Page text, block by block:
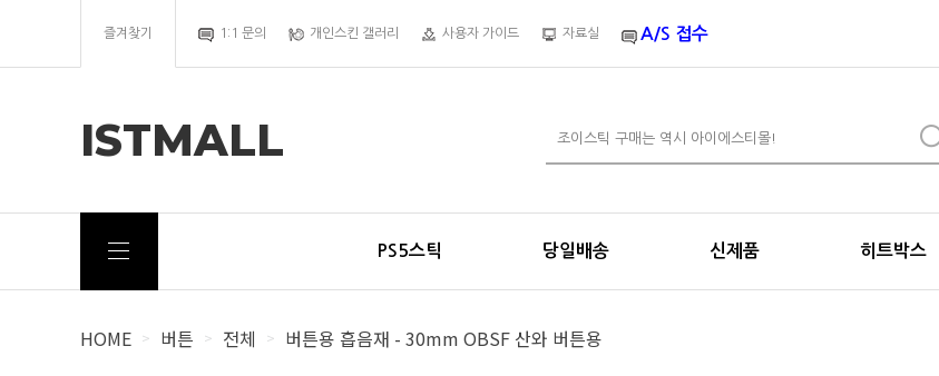
즐겨찾기 1:1 문의 개인스킨 갤러리 사용자 가이드 자료실 A/S 접수
ISTMALL
PS5스틱 당일배송 신제품 히트박스
HOME > 버튼 > 전체 > 버튼용 흡음재 - 30mm OBSF 산와 버튼용